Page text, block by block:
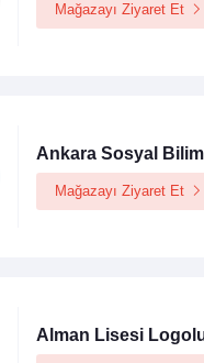
Mağazayı Ziyaret Et
Mağazayı Ziyaret Et